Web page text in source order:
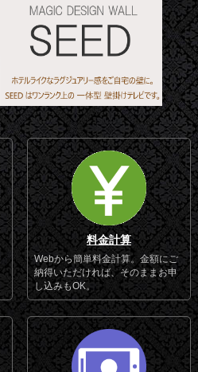
料金計算
Webから簡単料金計算。金額にご
納得いただければ、そのままお申
し込みもOK。